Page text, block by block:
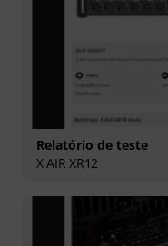
Relatório de teste
X AIR XR12